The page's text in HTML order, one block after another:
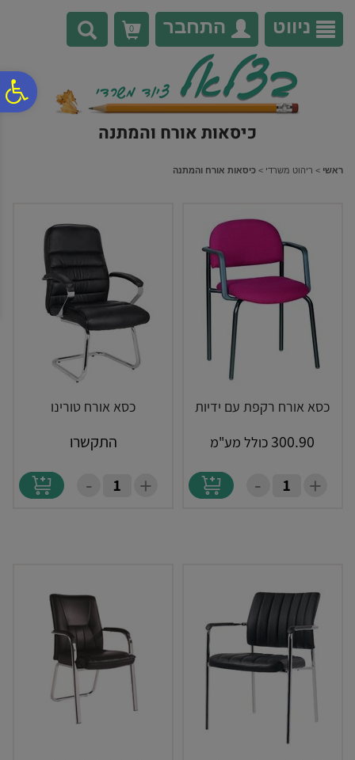
נגישות
אתר
המרכזי
ניווט התחבר 0
כיסאות אורח והמתנה
ראשי > ריהוט משרדי > כיסאות אורח והמתנה
כסא אורח רקפת עם ידיות
300.90 כולל מע"מ
+
-
כסא אורח טורינו
התקשרו
+
-